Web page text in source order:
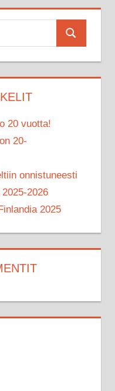
Search
20 vuotta!
20-
onnistuneesti
2026
2025